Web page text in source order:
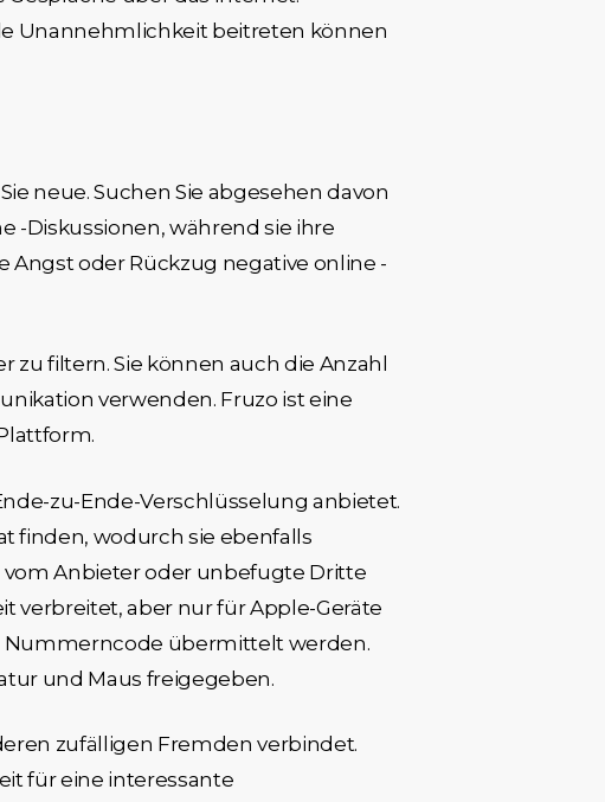
Unannehmlichkeit beitreten können
neue. Suchen Sie abgesehen davon
-Diskussionen, während sie ihre
oder Rückzug negative online -
filtern. Sie können auch die Anzahl
verwenden. Fruzo ist eine
zu-Ende-Verschlüsselung anbietet.
finden, wodurch sie ebenfalls
Anbieter oder unbefugte Dritte
verbreitet, aber nur für Apple-Geräte
Nummerncode übermittelt werden.
und Maus freigegeben.
zufälligen Fremden verbindet.
für eine interessante